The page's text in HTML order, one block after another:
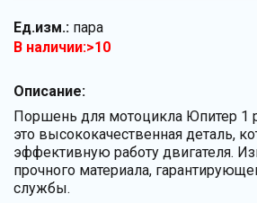
Ед.изм.: пара
В наличии:>10
Описание:
Поршень для мотоцикла Юпитер 1
это высококачественная деталь,
эффективную работу двигателя.
прочного материала,
службы.